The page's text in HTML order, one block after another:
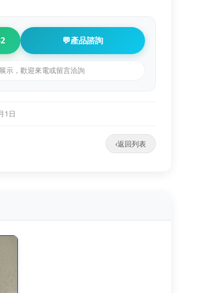
💬產品諮詢
示，歡迎來電或留言洽詢
1日
‹返回列表